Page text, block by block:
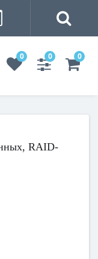
0 0 0
RAID-